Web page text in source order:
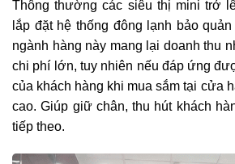
Thông thường các siêu thị mini trở
lắp đặt hệ thống đông lạnh bảo
ngành hàng này mang lại doanh thu
chi phí lớn, tuy nhiên nếu đáp ứng
của khách hàng khi mua sắm tại cửa
cao. Giúp giữ chân, thu hút khách
tiếp theo.